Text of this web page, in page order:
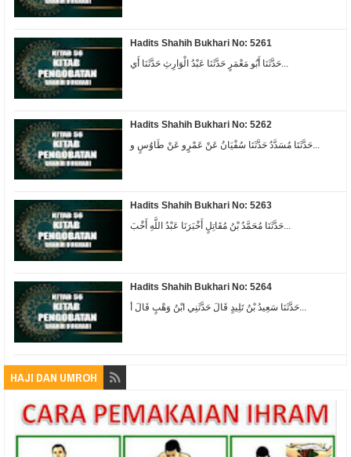
Hadits Shahih Bukhari No: 5261
Hadits Shahih Bukhari No: 5262
Hadits Shahih Bukhari No: 5263
حَدَّثَنَا مُحَمَّدُ بْنُ مُقَاتِلٍ أَخْبَرَنَا عَبْدُ اللَّهِ أَخْبَ...
Hadits Shahih Bukhari No: 5264
حَدَّثَنَا سَعِيدُ بْنُ تَلِيدٍ قَالَ حَدَّثَنِي ابْنُ وَهْبٍ قَالَ أ...
HAJI DAN UMROH